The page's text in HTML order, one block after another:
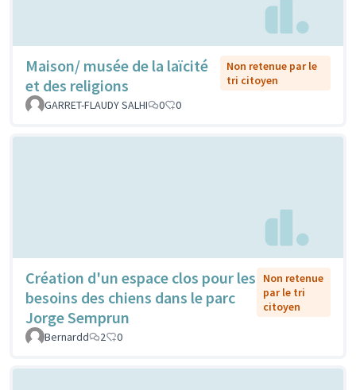
Maison/ musée de la laïcité
et des religions
Non retenue par le
tri citoyen
GARRET-FLAUDY SALHI
0 0
Création d'un espace clos pour les
besoins des chiens dans le parc
Jorge Semprun
Non retenue
par le tri
citoyen
Bernardd 2 0